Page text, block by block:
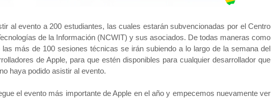
al evento a 200 estudiantes, las cuales estarán subvencionadas por el Centro
de la Información (NCWIT) y sus asociados. De todas maneras como
más de 100 sesiones técnicas se irán subiendo a lo largo de la semana del
de Apple, para que estén disponibles para cualquier desarrollador que
haya podido asistir al evento.
el evento más importante de Apple en el año y empecemos nuevamente ver